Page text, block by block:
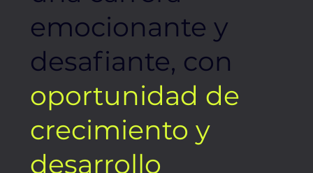
emocionante y
desafiante, con
oportunidad de
crecimiento y
desarrollo